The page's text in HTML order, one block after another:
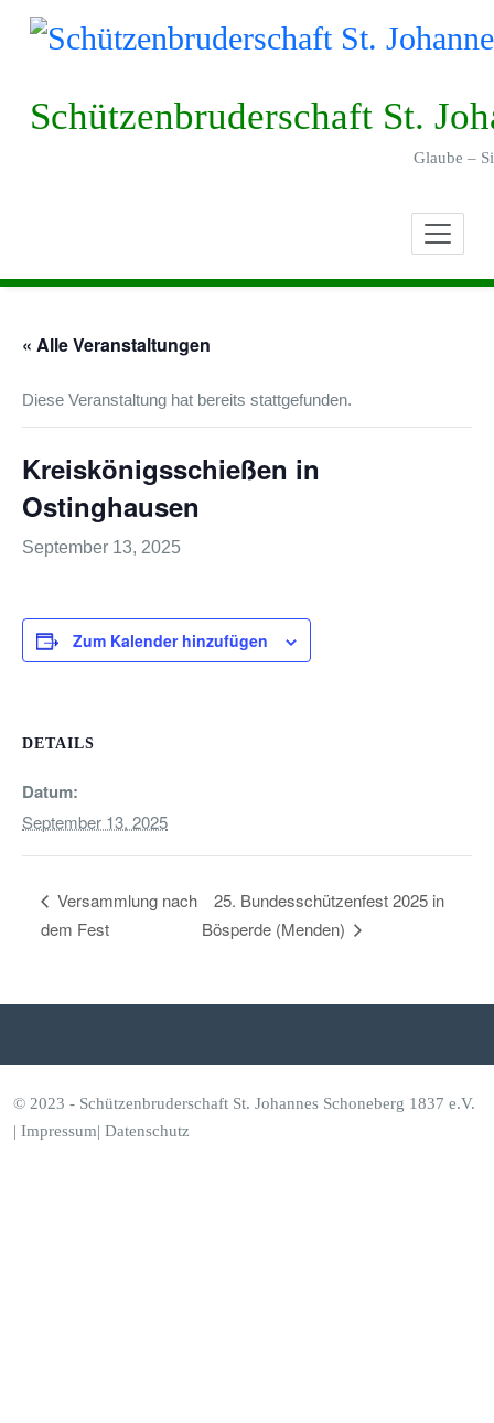
Skip
Schützenbruderschaft St.
Glaube –
« Alle Veranstaltungen
Diese Veranstaltung hat bereits stattgefunden.
Kreiskönigsschießen in
Ostinghausen
September 13, 2025
Zum Kalender hinzufügen
DETAILS
Datum:
September 13, 2025
Versammlung nach
dem Fest
25. Bundesschützenfest 2025 in
Bösperde (Menden)
© 2023 - Schützenbruderschaft St. Johannes Schoneberg 1837 e.V.
| Impressum| Datenschutz